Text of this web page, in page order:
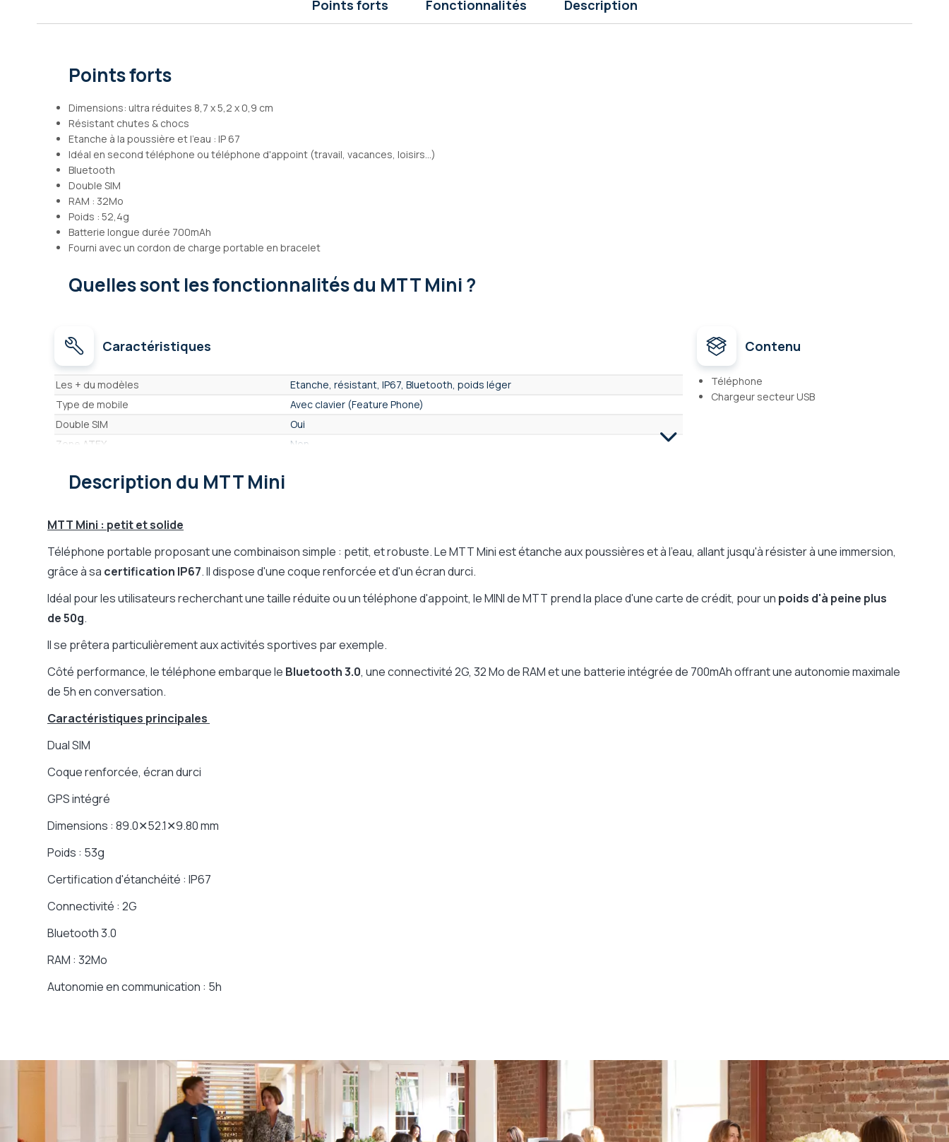
d’images
Points forts Fonctionnalités Description
Points forts
Dimensions: ultra réduites 8,7 x 5,2 x 0,9 cm
Résistant chutes & chocs
Etanche à la poussière et l'eau : IP 67
Idéal en second téléphone ou téléphone d'appoint (travail, vacances, loisirs...)
Bluetooth
Double SIM
RAM : 32Mo
Poids : 52,4g
Batterie longue durée 700mAh
Fourni avec un cordon de charge portable en bracelet
Quelles sont les fonctionnalitésdu MTT Mini ?
Caractéristiques
Caractéristiques
Les + du modèles
Etanche, résistant, IP67, Bluetooth, poids léger
Type de mobile
Avec clavier (Feature Phone)
Double SIM
Oui
Zone ATEX
Non
Bluetooth
Lampe Torche
Lecteur MP3
Talkie-walkie
Non
Radio
Messages
SMS
Résolution de l'écran
Réseau mobile
Touches programmables
PTI (alerte en cas de chute)
Lecteur code barre intégré
Fréquence
Autonomie en conversation
Autonomie en veille
Garantie constructeur
Contenu
Téléphone
Chargeur secteur USB
Description du MTT Mini
MTT Mini : petit et solide
Téléphone portable proposant une combinaison simple : petit, et robuste. Le MTT Mini est étanche aux poussières et à l'eau, allant jusqu'à résister à une immersion,
grâce à sa certification IP67. Il dispose d'une coque renforcée et d'un écran durci.
Idéal pour les utilisateurs recherchant une taille réduite ou un téléphone d'appoint, le MINI de MTT prend la place d'une carte de crédit, pour un poids d'à peine plus
de 50g.
Il se prêtera particulièrement aux activités sportives par exemple.
Côté performance, le téléphone embarque le Bluetooth 3.0, une connectivité 2G, 32 Mo de RAM et une batterie intégrée de 700mAh offrant une autonomie maximale
de 5h en conversation.
Caractéristiques principales
Dual SIM
Coque renforcée, écran durci
GPS intégré
Dimensions : 89.0✕52.1✕9.80 mm
Poids : 53g
Certification d'étanchéité : IP67
Connectivité : 2G
Bluetooth 3.0
RAM : 32Mo
Autonomie en communication : 5h